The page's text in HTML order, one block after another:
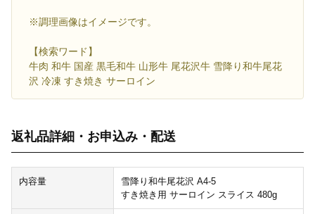
※調理画像はイメージです。
【検索ワード】
牛肉 和牛 国産 黒毛和牛 山形牛 尾花沢牛 雪降り和牛尾花
沢 冷凍 すき焼き サーロイン
返礼品詳細・お申込み・配送
内容量
雪降り和牛尾花沢 A4-5
すき焼き用 サーロイン スライス 480g